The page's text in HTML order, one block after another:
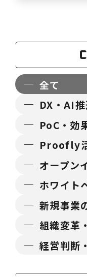
現代ビジネ
速させる強
確実性やリ
全て
DX・AI
PoC・効
Proofly
オープン
ホワイト
新規事業
組織変革
経営判断